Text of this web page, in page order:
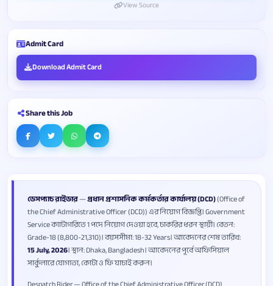
ডেসপ্যাচ রাইডার—প্রধান প্রশাসনিক কর্মকর্তার কার্যালয় (DCD)(Office of
the Chief Administrative Officer (DCD)) এর নিয়োগ বিজ্ঞপ্তি। Government
Service ক্যাটাগরিতে 1 পদে নিয়োগ দেওয়া হবে, চাকরির ধরন স্থায়ী। বেতন:
Grade-18 (8,800-21,310)। বয়সসীমা: 18-32 Years। আবেদনের শেষ তারিখ:
15 July, 2026। স্থান: Dhaka, Bangladesh। আবেদনের পূর্বে অফিসিয়াল
সার্কুলারে যোগ্যতা, কোটা ও ফি যাচাই করুন।
View Source
Admit Card
Download Admit Card
Share this Job